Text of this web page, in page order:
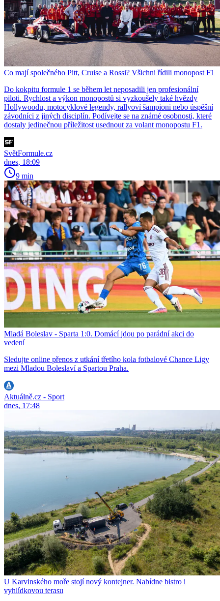
Co mají společného Pitt, Cruise a Rossi? Všichni řídili monopost F1
Do kokpitu formule 1 se během let neposadili jen profesionální
piloti. Rychlost a výkon monopostů si vyzkoušely také hvězdy
Hollywoodu, motocyklové legendy, rallyoví šampioni nebo úspěšní
závodníci z jiných disciplín. Podívejte se na známé osobnosti, které
dostaly jedinečnou příležitost usednout za volant monopostu F1.
SvětFormule.cz
dnes, 18:09
9 min
Mladá Boleslav - Sparta 1:0. Domácí jdou po parádní akci do
vedení
Sledujte online přenos z utkání třetího kola fotbalové Chance Ligy
mezi Mladou Boleslaví a Spartou Praha.
Aktuálně.cz - Sport
dnes, 17:48
U Karvinského moře stojí nový kontejner. Nabídne bistro i
vyhlídkovou terasu